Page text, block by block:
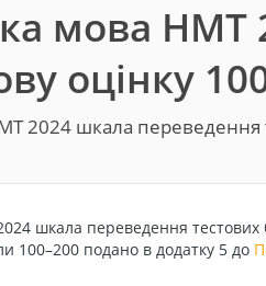
мова НМТ
оцінку
2024 шкала переведення
шкала переведення
100–200 подано в додатку 5 до